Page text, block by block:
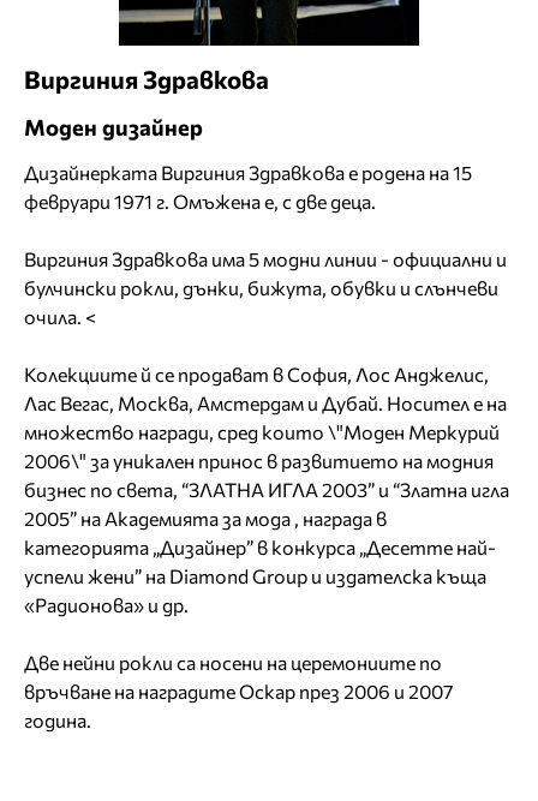
Виргиния Здравкова
Моден дизайнер
Дизайнерката Виргиния Здравкова е родена на 15
февруари 1971 г. Омъжена е, с две деца.
Виргиния Здравкова има 5 модни линии - официални и
булчински рокли, дънки, бижута, обувки и слънчеви
очила. <
Колекциите й се продават в София, Лос Анджелис,
Лас Вегас, Москва, Амстердам и Дубай. Носител е на
множество награди, сред които \"Моден Меркурий
2006\" за уникален принос в развитието на модния
бизнес по света, “ЗЛАТНА ИГЛА 2003” и “Златна игла
2005” на Академията за мода , награда в
категорията „Дизайнер” в конкурса „Десетте най-
успели жени” на Diamоnd Group и издателска къща
«Радионова» и др.
Две нейни рокли са носени на церемониите по
връчване на наградите Оскар през 2006 и 2007
година.